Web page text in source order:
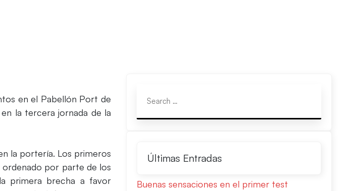
en el Pabellón Port de
la tercera jornada de la
la portería. Los primeros
ordenado por parte de los
primera brecha a favor
Últimas Entradas
Buenas sensaciones en el primer test